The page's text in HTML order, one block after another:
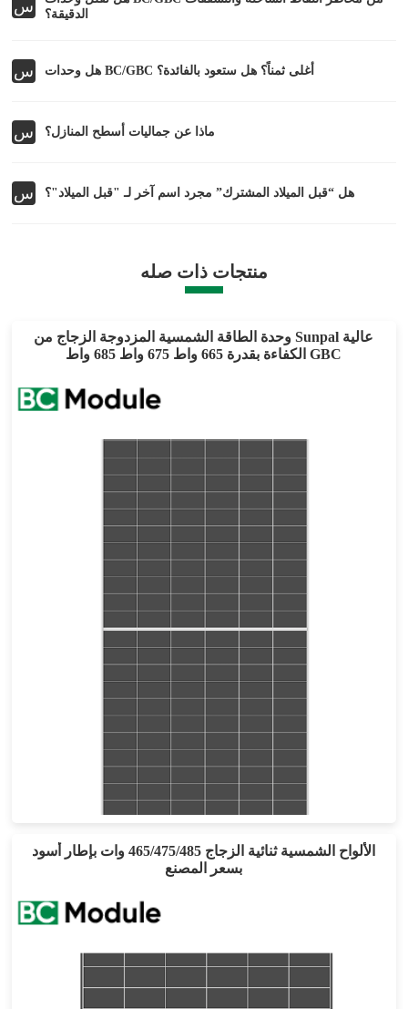
س
الدقيقة؟
س هل وحدات BC/GBC أغلى ثمناً؟ هل ستعود بالفائدة؟
س ماذا عن جماليات أسطح المنازل؟
س هل “قبل الميلاد المشترك” مجرد اسم آخر لـ "قبل الميلاد"؟
منتجات ذات صله
وحدة الطاقة الشمسية المزدوجة الزجاج من Sunpal عالية
الكفاءة بقدرة 665 واط 675 واط 685 واط GBC
655-685 واط
الألواح الشمسية ثنائية الزجاج 465/475/485 وات بإطار أسود
بسعر المصنع